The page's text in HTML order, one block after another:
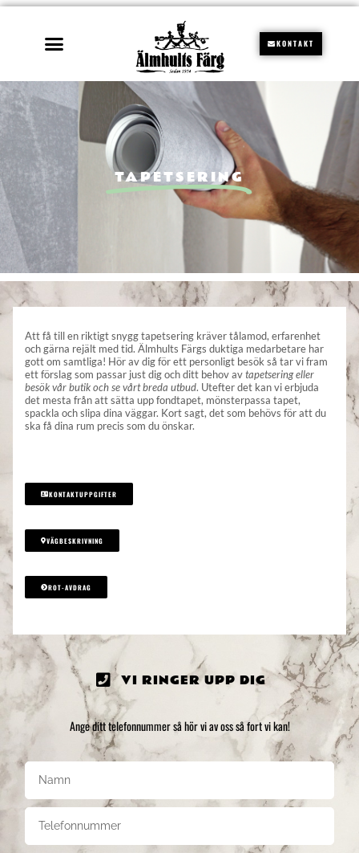
KONTAKT
TAPETSERING
Att få till en riktigt snygg tapetsering kräver tålamod, erfarenhet
och gärna rejält med tid. Älmhults Färgs duktiga medarbetare har
gott om samtliga! Hör av dig för ett personligt besök så tar vi fram
ett förslag som passar just dig och ditt behov avtapetsering eller
besök vår butik och se vårt breda utbud. Utefter det kan vi erbjuda
det mesta från att sätta upp fondtapet, mönsterpassa tapet,
spackla och slipa dina väggar. Kort sagt, det som behövs för att du
ska få dina rum precis som du önskar.
KONTAKTUPPGIFTER
VÄGBESKRIVNING
ROT-AVDRAG
VI RINGER UPP DIG
Ange ditt telefonnummer så hör vi av oss så fort vi kan!